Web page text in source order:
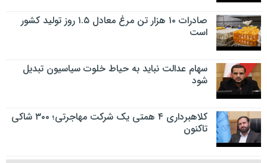
صادرات ۱۰ هزار تن مرغ معادل ۱.۵ روز تولید کشور
است
سهام عدالت نباید به حیاط خلوت سیاسیون تبدیل
شود
کلاهبرداری ۴ همتی یک شرکت مهاجرتی؛ ۳۰۰ شاکی
تاکنون